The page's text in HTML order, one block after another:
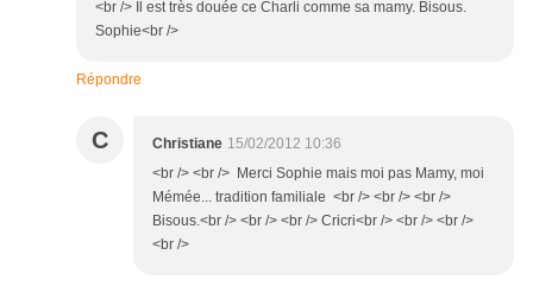
<br /> Il est très douée ce Charli comme sa mamy. Bisous.
Sophie<br />
Répondre
C Christiane 15/02/2012 10:36
<br /> <br /> Merci Sophie mais moi pas Mamy, moi
Mémée... tradition familiale <br /> <br /> <br />
Bisous.<br /> <br /> <br /> Cricri<br /> <br /> <br />
<br />